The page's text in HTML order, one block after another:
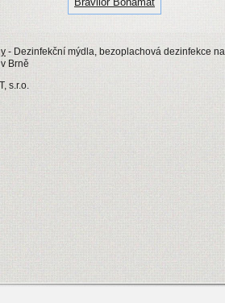
- Dezinfekční mýdla, bezoplachová dezinfekce
Brně
s.r.o.